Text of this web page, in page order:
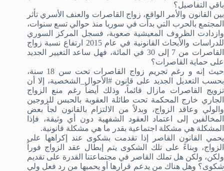
باقي التفاصيل؟
بين القانون والأمر الواقع، زواج القاصرات والعنف الأسري تأثر
المجتمع بالحرب التي بدأت في سوريا منذ حوالي تسع سنوات،
وازدادت الظروف المعيشية صعوبة، فسجل المركز السوري
للدراسات والأبحاث القانونية في عام 2015 ارتفاع نسبة زواج
القاصرات من 7 إلى 30 في المائة، فهل ساعد التغيير الجديد
على حماية القاصرات؟
حيث إنه و رغم تجريم زواج القاصرات تحت سن 18 سنة،
بحسب التعديل الجديد على قانون #الأحوال_الشخصية، إلا أن
تزويج القاصرات مازال قائماً، وذلك أيضاً رغم منع الزواج
الجاري خارج المحكمة تحت طائلة العقوبة بالحبس للزوجين
والولي وعاقد الزواج، وبدلاً من الالتزام بالقانون لجأ بعض
المخالفين إلى اعتماد العقود الشفهية دون أي وثيقة، فإذا
المشكلة هي مشكلة اجتماعية بقدر ما هي مشكلة قانونية.
يحمي القانون القاصر إذا تقدمت بشكوى عند إكراهها على
الزواج، وبناءً على تلك الشكوى يتم إبطال عقد الزواج فوراً
ولكن، ولكن هل تملك القاصر في مجتماعتنا القدرة على تقديم
شكوى؟ وهل هناك من يدعم قرارها أو يحميها من رد فعل ولي